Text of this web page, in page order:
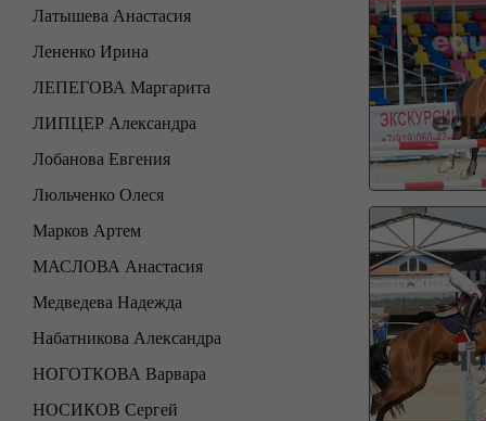
Латышева Анастасия
Лененко Ирина
ЛЕПЕГОВА Маргарита
ЛИПЦЕР Александра
Лобанова Евгения
Люльченко Олеся
Марков Артем
МАСЛОВА Анастасия
Медведева Надежда
Набатникова Александра
НОГОТКОВА Варвара
НОСИКОВ Сергей